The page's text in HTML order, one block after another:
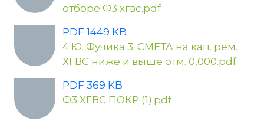
отборе Ф3 хгвс.pdf
PDF 1449 KB
4 Ю. Фучика 3. СМЕТА на кап. рем.
ХГВС ниже и выше отм. 0,000.pdf
PDF 369 KB
Ф3 ХГВС ПОКР (1).pdf